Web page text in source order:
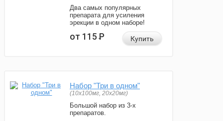
Два самых популярных
препарата для усиления
эрекции в одном наборе!
от 115Р Купить
Набор "Три в одном"
(10x100мг, 20x20мг)
Большой набор из 3-х
препаратов.